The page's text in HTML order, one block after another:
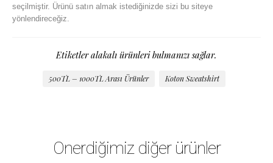
seçilmiştir. Ürünü satın almak istediğinizde sizi bu siteye
yönlendireceğiz.
Etiketler alakalı ürünleri bulmanızı sağlar.
500TL – 1000TL Arası Ürünler Koton Sweatshirt
Önerdiğimiz diğer ürünler